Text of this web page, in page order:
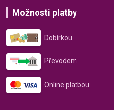
Možnosti platby
Dobírkou
Převodem
Online platbou